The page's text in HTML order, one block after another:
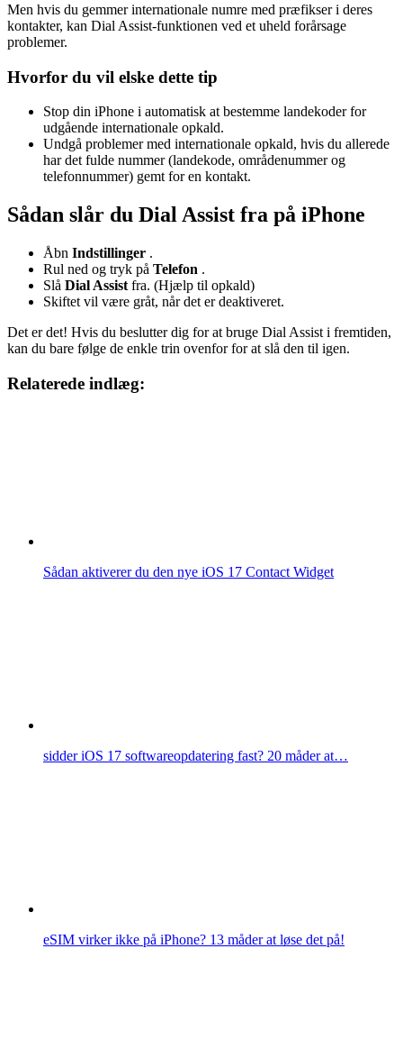
Men hvis du gemmer internationale numre med præfikser i deres
kontakter, kan Dial Assist-funktionen ved et uheld forårsage
problemer.
Hvorfor du vil elske dette tip
Stop din iPhone i automatisk at bestemme landekoder for
udgående internationale opkald.
Undgå problemer med internationale opkald, hvis du allerede
har det fulde nummer (landekode, områdenummer og
telefonnummer) gemt for en kontakt.
Sådan slår du Dial Assist fra på iPhone
Åbn Indstillinger .
Rul ned og tryk på Telefon .
Slå Dial Assist fra. (Hjælp til opkald)
Skiftet vil være gråt, når det er deaktiveret.
Det er det! Hvis du beslutter dig for at bruge Dial Assist i fremtiden,
kan du bare følge de enkle trin ovenfor for at slå den til igen.
Relaterede indlæg:
Sådan aktiverer du den nye iOS 17 Contact Widget
sidder iOS 17 softwareopdatering fast? 20 måder at…
eSIM virker ikke på iPhone? 13 måder at løse det på!